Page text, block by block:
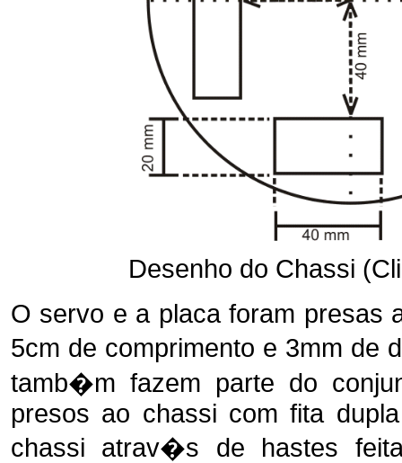
Desenho do Chassi
O servo e a placa foram presas
5cm de comprimento e 3mm de
tamb�m fazem parte do
presos ao chassi com fita
chassi atrav�s de hastes